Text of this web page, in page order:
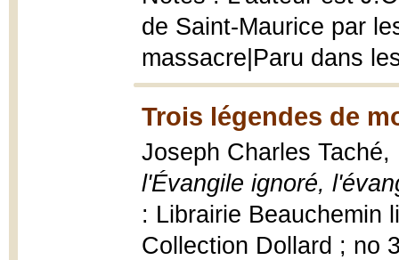
de Saint-Maurice par
massacre|Paru dans
Trois légendes de
Joseph Charles Taché,
l'Évangile ignoré,
: Librairie Beauchemin
Collection Dollard ; no